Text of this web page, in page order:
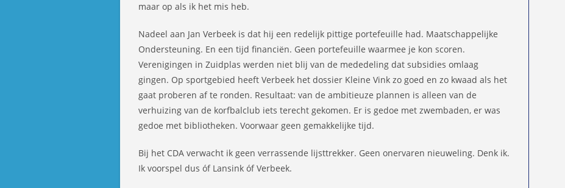
maar op als ik het mis heb.
Nadeel aan Jan Verbeek is dat hij een redelijk pittige portefeuille had. Maatschappelijke
Ondersteuning. En een tijd financiën. Geen portefeuille waarmee je kon scoren.
Verenigingen in Zuidplas werden niet blij van de mededeling dat subsidies omlaag
gingen. Op sportgebied heeft Verbeek het dossier Kleine Vink zo goed en zo kwaad als het
gaat proberen af te ronden. Resultaat: van de ambitieuze plannen is alleen van de
verhuizing van de korfbalclub iets terecht gekomen. Er is gedoe met zwembaden, er was
gedoe met bibliotheken. Voorwaar geen gemakkelijke tijd.
Bij het CDA verwacht ik geen verrassende lijsttrekker. Geen onervaren nieuweling. Denk ik.
Ik voorspel dus óf Lansink óf Verbeek.